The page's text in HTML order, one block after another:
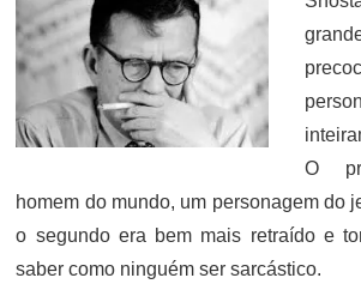
O
homem do mundo, um personagem do
o segundo era bem mais retraído e
saber como ninguém ser sarcástico.